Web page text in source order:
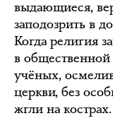
выдающиеся,
заподозрить в
Когда религия
в
учёных,
церкви, без
жгли на